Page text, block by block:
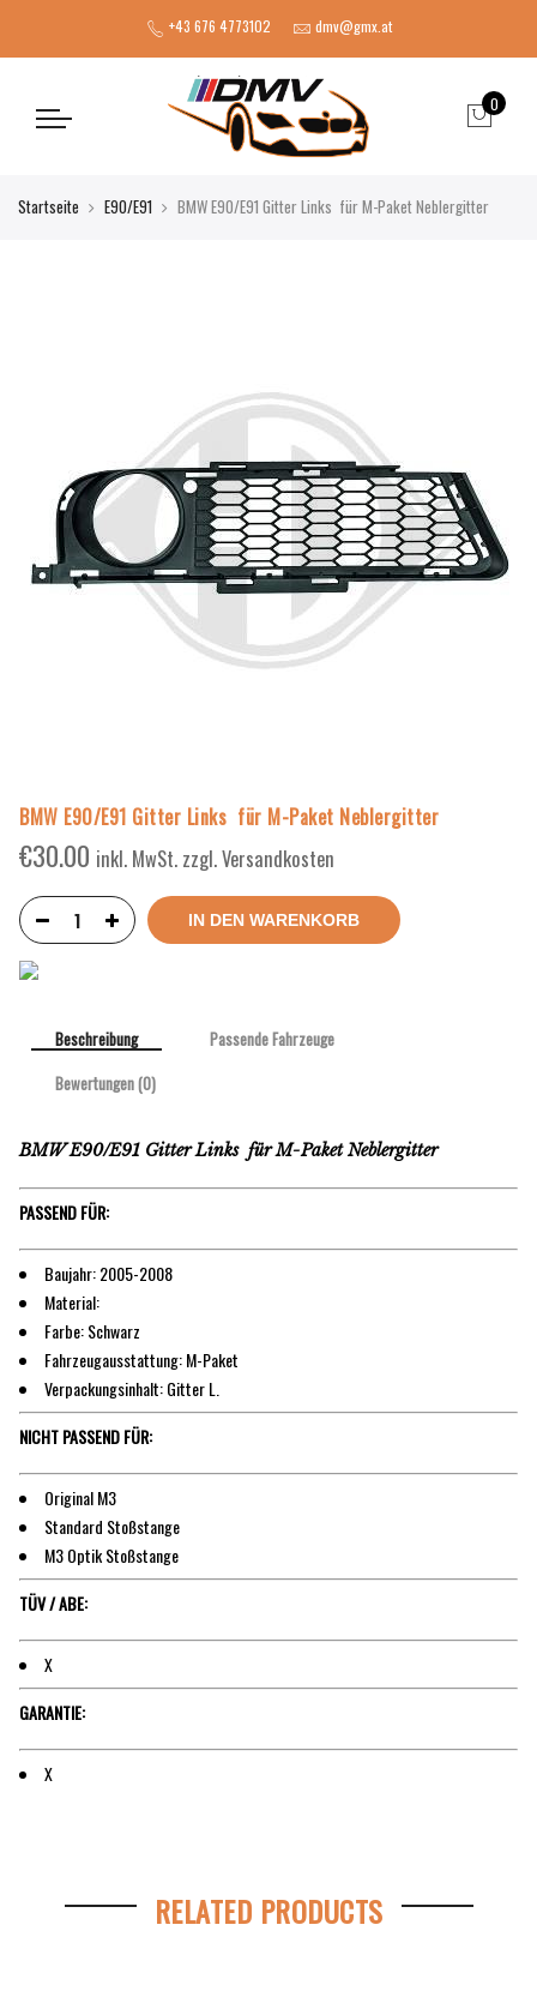
+43 676 4773102 dmv@gmx.at
0
Startseite E90/E91 BMW E90/E91 Gitter Links für M-Paket Neblergitter
BMW E90/E91 Gitter Links für M-Paket Neblergitter
€30.00 inkl. MwSt. zzgl. Versandkosten
IN DEN WARENKORB
Beschreibung
Passende Fahrzeuge
Bewertungen (0)
BMW E90/E91 Gitter Links für M-Paket Neblergitter
PASSEND FÜR:
Baujahr: 2005-2008
Material:
Farbe: Schwarz
Fahrzeugausstattung: M-Paket
Verpackungsinhalt: Gitter L.
NICHT PASSEND FÜR:
Original M3
Standard Stoßstange
M3 Optik Stoßstange
TÜV / ABE:
X
GARANTIE:
X
RELATED PRODUCTS